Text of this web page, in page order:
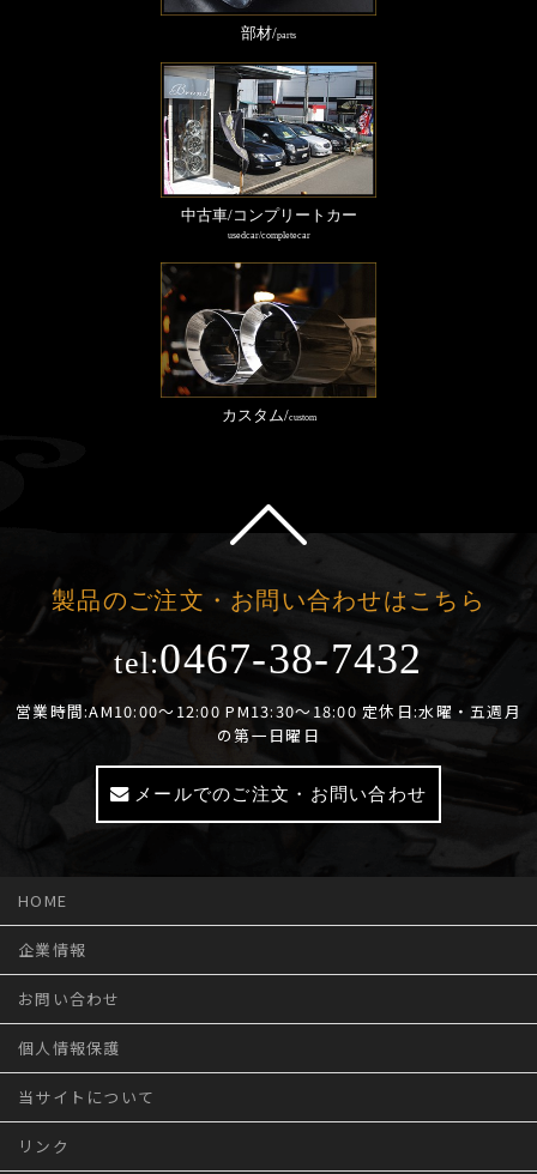
部材/parts
中古車/コンプリートカー
usedcar/completecar
カスタム/custom
製品のご注文・お問い合わせはこちら
tel:0467-38-7432
営業時間:AM10:00～12:00 PM13:30～18:00 定休日:水曜・五週月
の第一日曜日
メールでのご注文・お問い合わせ
HOME
企業情報
お問い合わせ
個人情報保護
当サイトについて
リンク